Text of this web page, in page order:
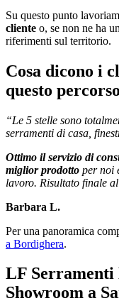
Su questo punto
cliente o, se non ne ha
riferimenti sul territorio.
Cosa dicono i
questo percorso
“Le 5 stelle sono
serramenti di casa,
Ottimo il servizio di
miglior prodotto per noi
lavoro. Risultato finale
Barbara L.
Per una panoramica
a Bordighera.
LF
Showroom a